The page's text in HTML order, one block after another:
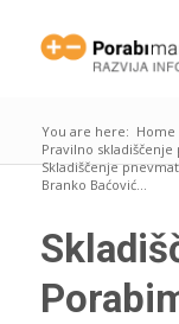
You are here: Home
Pravilno
Skladiščenje
Branko Baćović...